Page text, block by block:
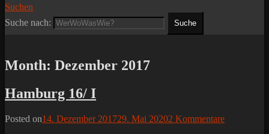
Suchen
Suche nach:
Month: Dezember 2017
Hamburg 16/ I
Posted on14. Dezember 201729. Mai 20202 Kommentare